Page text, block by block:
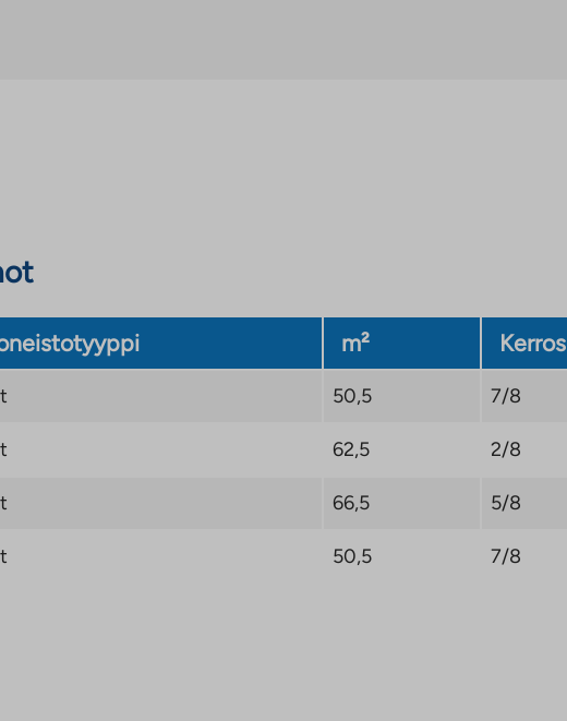
m² Kerros
50,5 7/8
62,5 2/8
66,5 5/8
50,5 7/8